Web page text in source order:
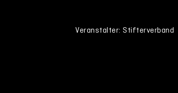
Veranstalter: Stifterverband